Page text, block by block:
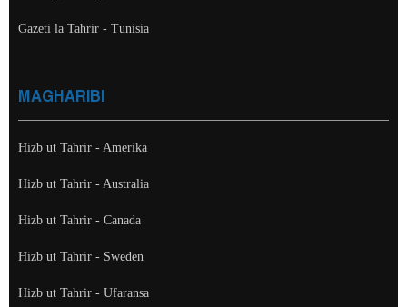
Gazeti la Tahrir - Tunisia
MAGHARIBI
Hizb ut Tahrir - Amerika
Hizb ut Tahrir - Australia
Hizb ut Tahrir - Canada
Hizb ut Tahrir - Sweden
Hizb ut Tahrir - Ufaransa